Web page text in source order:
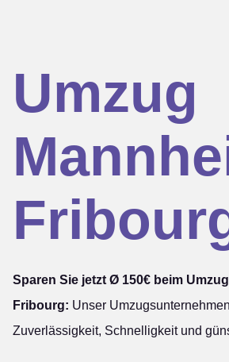
Umzug
Sparen Sie jetzt Ø 150€ beim
Fribourg: Unser
Zuverlässigkeit, Schnelligkeit und